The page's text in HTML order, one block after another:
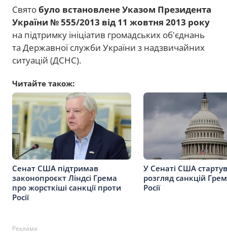
Святобуло встановлене Указом Президента
України № 555/2013 від 11 жовтня 2013 року
на підтримку ініціатив громадських об'єднань
та Державної служби України з надзвичайних
ситуацій (ДСНС).
Читайте також:
Сенат США підтримав
законопроєкт Ліндсі Грема
про жорсткіші санкції проти
Росії
У Сенаті США
розгляд санкцій
Росії
Реклама